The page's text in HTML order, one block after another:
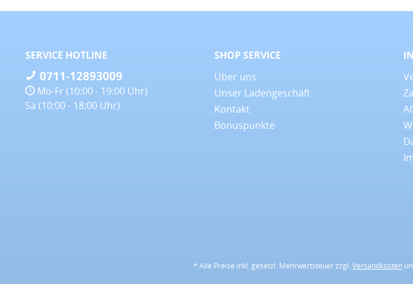
SERVICE HOTLINE
0711-12893009
Mo-Fr (10:00 - 19:00 Uhr)
Sa (10:00 - 18:00 Uhr)
SHOP SERVICE
Über uns
Unser Ladengeschäft
Kontakt
Bonuspunkte
* Alle Preise inkl. gesetzl. Mehrwertsteuer zzgl. Versandkosten